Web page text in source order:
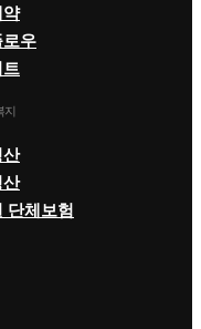
약
로우
트
지
산
산
단체보험